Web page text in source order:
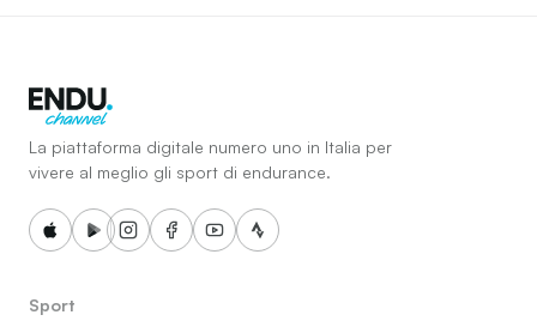
La piattaforma digitale numero uno in Italia per
vivere al meglio gli sport di endurance.
Sport